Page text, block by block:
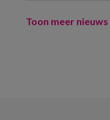
Toon meer nieuws